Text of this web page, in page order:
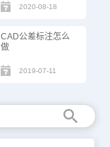
2020-08-18
CAD公差标注怎么
做
2019-07-11